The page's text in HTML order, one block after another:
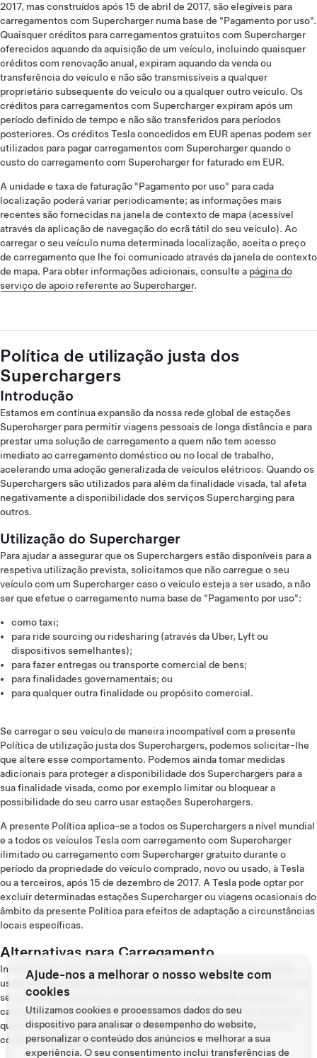
2017, mas construídos após 15 de abril de 2017, são elegíveis para
carregamentos com Supercharger numa base de "Pagamento por uso".
Quaisquer créditos para carregamentos gratuitos com Supercharger
oferecidos aquando da aquisição de um veículo, incluindo quaisquer
créditos com renovação anual, expiram aquando da venda ou
transferência do veículo e não são transmissíveis a qualquer
proprietário subsequente do veículo ou a qualquer outro veículo. Os
créditos para carregamentos com Supercharger expiram após um
período definido de tempo e não são transferidos para períodos
posteriores. Os créditos Tesla concedidos em EUR apenas podem ser
utilizados para pagar carregamentos com Supercharger quando o
custo do carregamento com Supercharger for faturado em EUR.
A unidade e taxa de faturação "Pagamento por uso" para cada
localização poderá variar periodicamente; as informações mais
recentes são fornecidas na janela de contexto de mapa (acessível
através da aplicação de navegação do ecrã tátil do seu veículo). Ao
carregar o seu veículo numa determinada localização, aceita o preço
de carregamento que lhe foi comunicado através da janela de contexto
de mapa. Para obter informações adicionais, consulte a página do
serviço de apoio referente ao Supercharger.
Política de utilização justa dos
Superchargers
Introdução
Estamos em contínua expansão da nossa rede global de estações
Supercharger para permitir viagens pessoais de longa distância e para
prestar uma solução de carregamento a quem não tem acesso
imediato ao carregamento doméstico ou no local de trabalho,
acelerando uma adoção generalizada de veículos elétricos. Quando os
Superchargers são utilizados para além da finalidade visada, tal afeta
negativamente a disponibilidade dos serviços Supercharging para
outros.
Utilização do Supercharger
Para ajudar a assegurar que os Superchargers estão disponíveis para a
respetiva utilização prevista, solicitamos que não carregue o seu
veículo com um Supercharger caso o veículo esteja a ser usado, a não
ser que efetue o carregamento numa base de "Pagamento por uso":
como taxi;
para ride sourcing ou ridesharing (através da Uber, Lyft ou
dispositivos semelhantes);
para fazer entregas ou transporte comercial de bens;
para finalidades governamentais; ou
para qualquer outra finalidade ou propósito comercial.
Se carregar o seu veículo de maneira incompatível com a presente
Política de utilização justa dos Superchargers, podemos solicitar-lhe
que altere esse comportamento. Podemos ainda tomar medidas
adicionais para proteger a disponibilidade dos Superchargers para a
sua finalidade visada, como por exemplo limitar ou bloquear a
possibilidade do seu carro usar estações Superchargers.
A presente Política aplica-se a todos os Superchargers a nível mundial
e a todos os veículos Tesla com carregamento com Supercharger
ilimitado ou carregamento com Supercharger gratuito durante o
período da propriedade do veículo comprado, novo ou usado, à Tesla
ou a terceiros, após 15 de dezembro de 2017. A Tesla pode optar por
excluir determinadas estações Supercharger ou viagens ocasionais do
âmbito da presente Política para efeitos de adaptação a circunstâncias
locais específicas.
Alternativas para Carregamento
Incentivamos uma utilização comercial dos veículos Tesla quando
usadas as soluções de carregamento adequadas. Por favor recorra ao
seu contacto de vendas local para explorar opções de veículos e
carregamento que satisfaçam as suas necessidades. Para quaisquer
questões relacionadas com carregamentos domésticos, por favor
contactecharginginstallation@tesla.com.
Ajude-nos a melhorar o nosso website com
cookies
Utilizamos cookies e processamos dados do seu
dispositivo para analisar o desempenho do website,
personalizar o conteúdo dos anúncios e melhorar a sua
experiência. O seu consentimento inclui transferências de